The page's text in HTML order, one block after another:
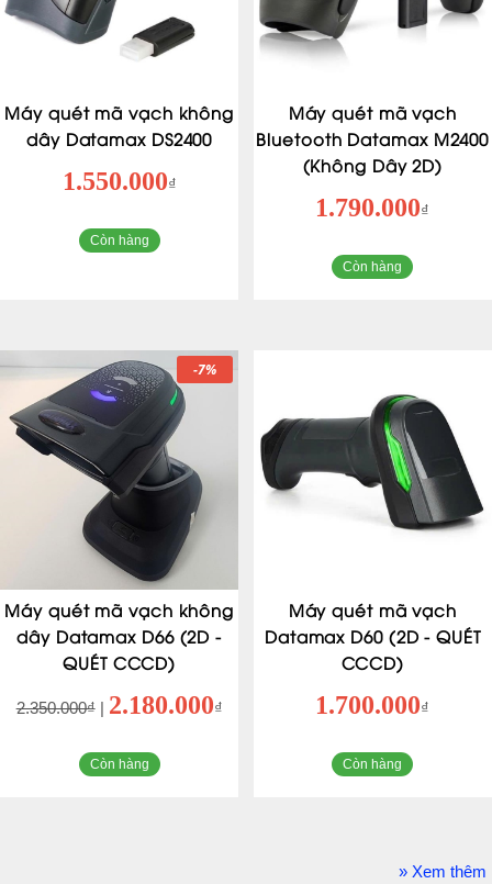
Máy quét mã vạch không
dây Datamax DS2400
1.550.000₫
Còn hàng
Máy quét mã vạch
Bluetooth Datamax M2400
(Không Dây 2D)
1.790.000₫
Còn hàng
Máy quét mã vạch không
dây Datamax D66 (2D -
QUÉT CCCD)
2.350.000₫| 2.180.000₫
-7%
Còn hàng
Máy quét mã vạch
Datamax D60 (2D - QUÉT
CCCD)
1.700.000₫
Còn hàng
» Xem thêm